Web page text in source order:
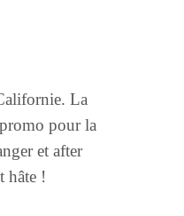
La
pour la
et after
hâte !